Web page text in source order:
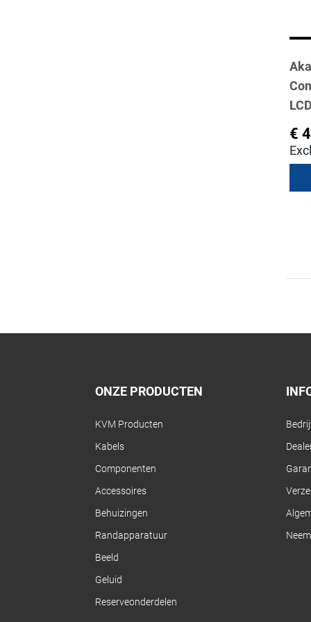
€
ONZE PRODUCTEN
KVM Producten
Kabels
Componenten
Accessoires
Behuizingen
Randapparatuur
Beeld
Geluid
Reserveonderdelen